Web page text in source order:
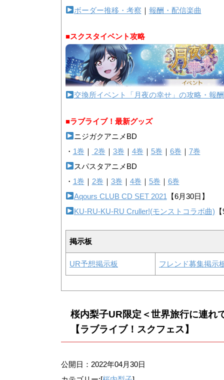
ボーダー推移・考察 ｜ 報酬・配信楽曲
■スクスタイベント攻略
交換所イベント「月夜の幸せ」の攻略・報
■ラブライブ！最新グッズ
ニジガクアニメBD
・ 1巻 ｜ 2巻 ｜ 3巻 ｜ 4巻 ｜ 5巻 ｜ 6巻 ｜ 7巻
スパスタアニメBD
・ 1巻 ｜ 2巻 ｜ 3巻 ｜ 4巻 ｜ 5巻 ｜ 6巻
Aqours CLUB CD SET 2021 【6月30日】
KU-RU-KU-RU Cruller!(モンストコラボ曲)
掲示板
UR予想掲示板 フレンド募集掲示
桜内梨子UR限定＜世界旅行に連
【ラブライブ！スクフェス】
公開日： 2022年04月30日